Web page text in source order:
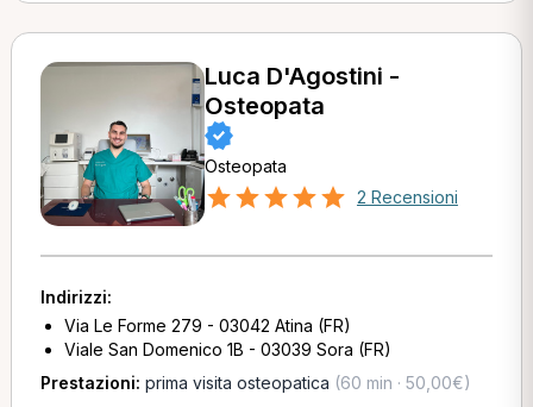
Luca D'Agostini -
Osteopata
Osteopata
2 Recensioni
Indirizzi:
Via Le Forme 279 - 03042 Atina (FR)
Viale San Domenico 1B - 03039 Sora (FR)
Prestazioni: prima visita osteopatica (60 min · 50,00€)